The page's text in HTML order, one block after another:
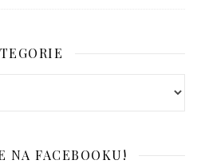
NA FACEBOOKU!